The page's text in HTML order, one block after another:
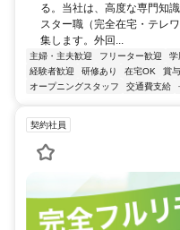
る。当社は、高度な専門知
スター職（完全在宅・テレ
集します。外回...
主婦・主夫歓迎 フリーター歓迎 学
経験者歓迎
研修あり 在宅OK 賞
オープニングスタッフ
交通費支給
契約社員